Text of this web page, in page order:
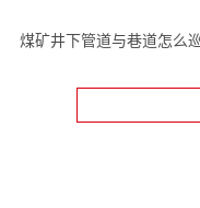
煤矿井下管道与巷道怎么